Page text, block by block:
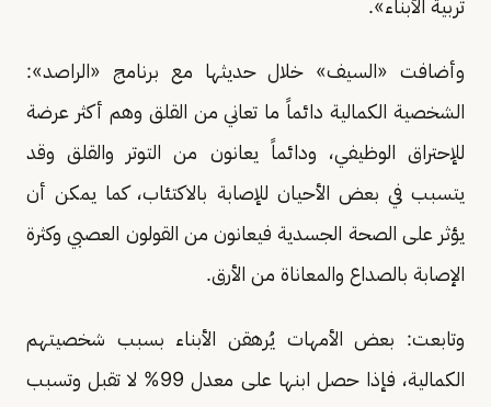
تربية الأبناء».
وأضافت «السيف» خلال حديثها مع برنامج «الراصد»:
الشخصية الكمالية دائماً ما تعاني من القلق وهم أكثر عرضة
للإحتراق الوظيفي، ودائماً يعانون من التوتر والقلق وقد
يتسبب في بعض الأحيان للإصابة بالاكتئاب، كما يمكن أن
يؤثر على الصحة الجسدية فيعانون من القولون العصبي وكثرة
الإصابة بالصداع والمعاناة من الأرق.
وتابعت: بعض الأمهات يُرهقن الأبناء بسبب شخصيتهم
الكمالية، فإذا حصل ابنها على معدل 99% لا تقبل وتسبب